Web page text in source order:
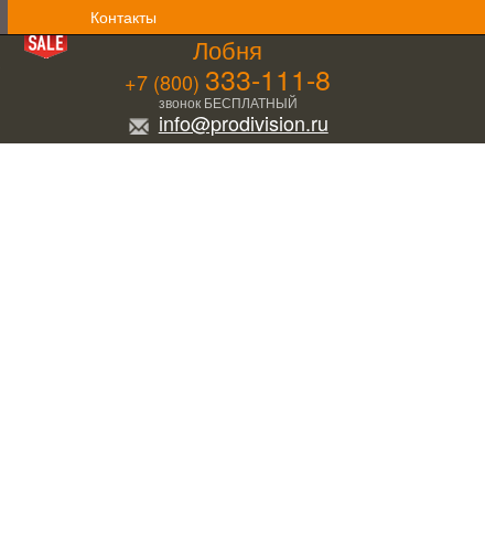
Контакты
Лобня
+7 (800) 333-111-8
звонок БЕСПЛАТНЫЙ
info@prodivision.ru